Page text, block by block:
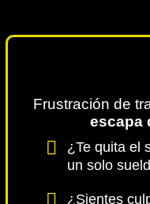
Frustración de
escapa
¿Te quita el
un solo
¿Sientes